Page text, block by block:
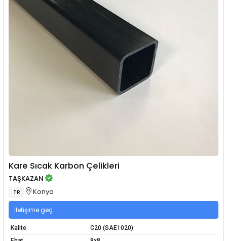
Kare Sıcak Karbon Çelikleri
TAŞKAZAN
TR Konya
İletişime geç
Kalite
C20 (SAE1020)